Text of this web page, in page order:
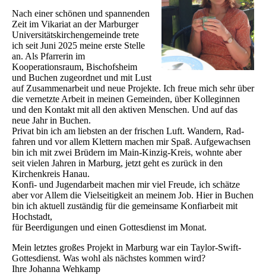
Nach einer schönen und spannenden
Zeit im Vikariat an der Marburger
Universitätskirchengemeinde trete
ich seit Juni 2025 meine erste Stelle
an. Als Pfarrerin im
Kooperationsraum, Bischofsheim
und Buchen zugeordnet und mit Lust
auf Zusammenarbeit und neue Projekte. Ich freue mich sehr über
die vernetzte Arbeit in meinen Gemeinden, über Kolleginnen
und den Kontakt mit all den aktiven Menschen. Und auf das
neue Jahr in Buchen.
Privat bin ich am liebsten an der frischen Luft. Wandern, Rad-
fahren und vor allem Klettern machen mir Spaß. Aufgewachsen
bin ich mit zwei Brüdern im Main-Kinzig-Kreis, wohnte aber
seit vielen Jahren in Marburg, jetzt geht es zurück in den
Kirchenkreis Hanau.
Konfi- und Jugendarbeit machen mir viel Freude, ich schätze
aber vor Allem die Vielseitigkeit an meinem Job. Hier in Buchen
bin ich aktuell zuständig für die gemeinsame Konfiarbeit mit
Hochstadt,
für Beerdigungen und einen Gottesdienst im Monat.
Mein letztes großes Projekt in Marburg war ein Taylor-Swift-
Gottesdienst. Was wohl als nächstes kommen wird?
Ihre Johanna Wehkamp